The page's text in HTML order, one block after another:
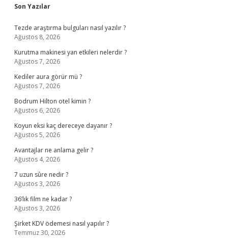
Sidebar
Son Yazılar
Tezde araştırma bulguları nasıl yazılır ?
Ağustos 8, 2026
Kurutma makinesi yan etkileri nelerdir ?
Ağustos 7, 2026
Kediler aura görür mü ?
Ağustos 7, 2026
Bodrum Hilton otel kimin ?
Ağustos 6, 2026
Koyun eksi kaç dereceye dayanır ?
Ağustos 5, 2026
Avantajlar ne anlama gelir ?
Ağustos 4, 2026
7 uzun sûre nedir ?
Ağustos 3, 2026
36’lık film ne kadar ?
Ağustos 3, 2026
Şirket KDV ödemesi nasıl yapılır ?
Temmuz 30, 2026